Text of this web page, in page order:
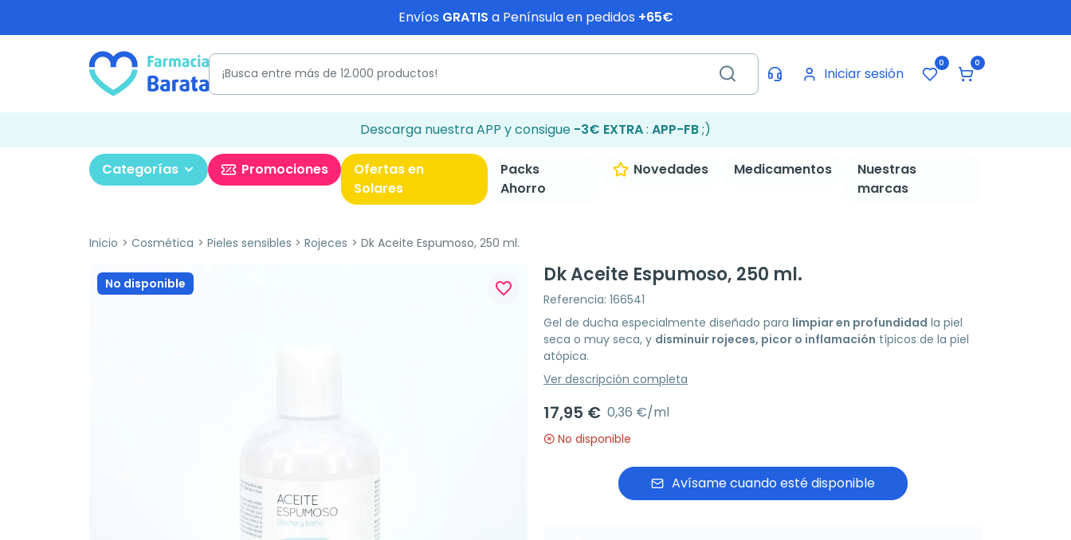
Envíos GRATIS a Península en pedidos +65€
Iniciar sesión
0 0
Descarga nuestra APP y consigue -3€ EXTRA: APP-FB;)
Categorías Promociones
Ofertas en
Solares
Packs
Ahorro
Novedades Medicamentos
Nuestras
marcas
Inicio Cosmética Pieles sensibles Rojeces Dk Aceite Espumoso, 250 ml.
No disponible favorite_border
Dk Aceite Espumoso, 250 ml.
Referencia: 166541
Gel de ducha especialmente diseñado para limpiar en profundidad la piel
seca o muy seca, y disminuir rojeces, picor o inflamación típicos de la piel
atópica.
Ver descripción completa
17,95 € 0,36 €/ml
No disponible
Avísame cuando esté disponible